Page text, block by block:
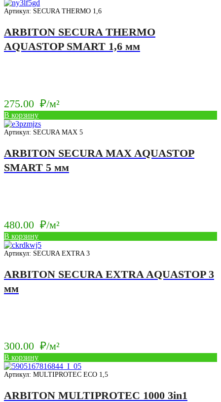
Артикул: SECURA THERMO 1,6
ARBITON SECURA THERMO
AQUASTOP SMART 1,6 мм
275.00 ₽/м²
В корзину
Артикул: SECURA MAX 5
ARBITON SECURA MAX AQUASTOP
SMART 5 мм
480.00 ₽/м²
В корзину
Артикул: SECURA EXTRA 3
ARBITON SECURA EXTRA AQUASTOP 3
мм
300.00 ₽/м²
В корзину
Артикул: MULTIPROTEC ECO 1,5
ARBITON MULTIPROTEC 1000 3in1